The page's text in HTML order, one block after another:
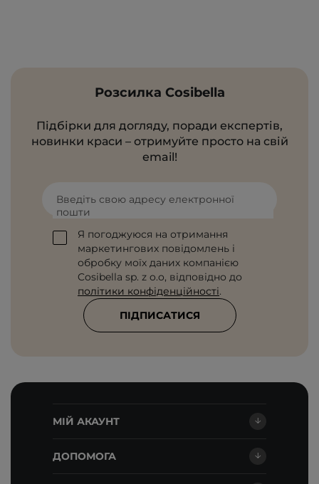
Розсилка Cosibella
Підбірки для догляду, поради експертів,
новинки краси – отримуйте просто на свій
email!
Введіть свою адресу електронної
пошти
Я погоджуюся на отримання
маркетингових повідомлень і
обробку моїх даних компанією
Cosibella sp. z o.o, відповідно до
політики конфіденційності.
ПІДПИСАТИСЯ
МІЙ АКАУНТ
ДОПОМОГА